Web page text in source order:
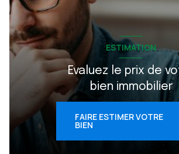
ESTIMATION
Evaluez le prix de
bien immobilier
FAIRE ESTIMER VOTRE
BIEN